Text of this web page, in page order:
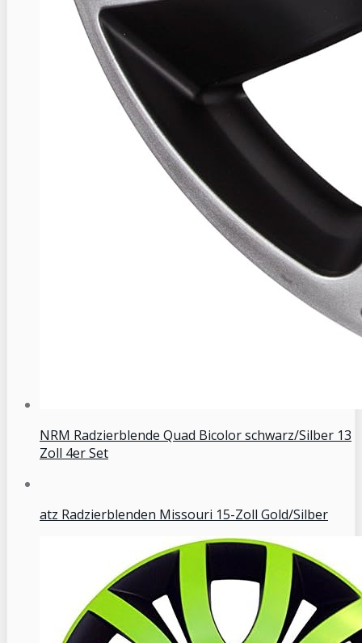
NRM Radzierblende Quad Bicolor schwarz/Silber 13
Zoll 4er Set
atz Radzierblenden Missouri 15-Zoll Gold/Silber